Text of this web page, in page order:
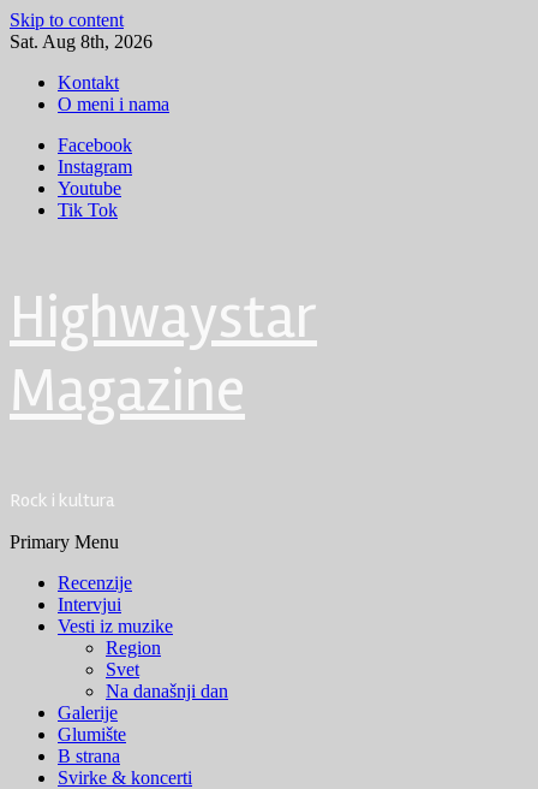
Skip to content
Sat. Aug 8th, 2026
Kontakt
O meni i nama
Facebook
Instagram
Youtube
Tik Tok
Highwaystar
Magazine
Rock i kultura
Primary Menu
Recenzije
Intervjui
Vesti iz muzike
Region
Svet
Na današnji dan
Galerije
Glumište
B strana
Svirke & koncerti